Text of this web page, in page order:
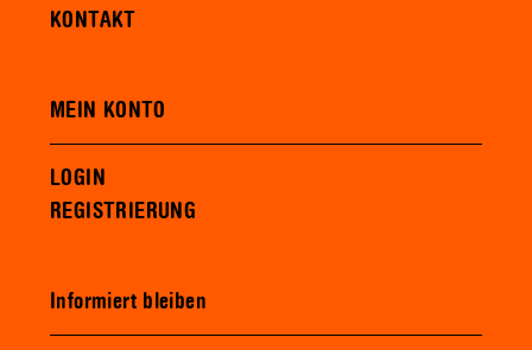
KONTAKT
MEIN KONTO
LOGIN
REGISTRIERUNG
Informiert bleiben